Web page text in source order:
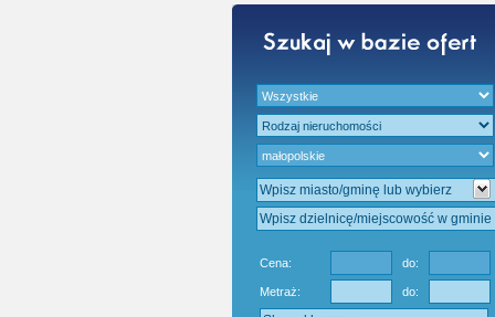
Cena: do:
Metraż: do: